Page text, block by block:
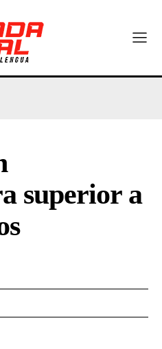
superior a